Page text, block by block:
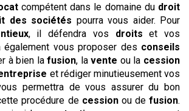
compétent dans le domaine du droit
des sociétés pourra vous aider. Pour
, il défendra vos droits et vos
également vous proposer des conseils
à bien lafusion, lavente ou la cession
et rédiger minutieusement vos
permettra de vous assurer du bon
procédure de cessionou de fusion.